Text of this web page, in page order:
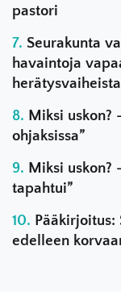
pastori
Seurakunta
havaintoja
Miksi
ohjaksissa”
Miksi
tapahtui”
Pääkirjoitus:
edelleen